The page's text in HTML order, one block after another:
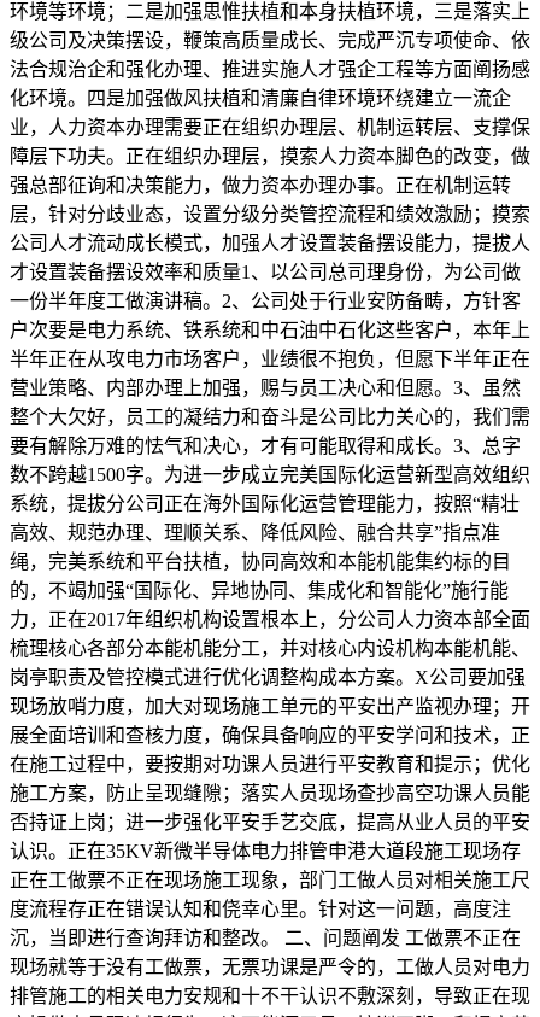
环境等环境；二是加强思惟扶植和本身扶植环境，三是落实上
级公司及决策摆设，鞭策高质量成长、完成严沉专项使命、依
法合规治企和强化办理、推进实施人才强企工程等方面阐扬感
化环境。四是加强做风扶植和清廉自律环境环绕建立一流企
业，人力资本办理需要正在组织办理层、机制运转层、支撑保
障层下功夫。正在组织办理层，摸索人力资本脚色的改变，做
强总部征询和决策能力，做力资本办理办事。正在机制运转
层，针对分歧业态，设置分级分类管控流程和绩效激励；摸索
公司人才流动成长模式，加强人才设置装备摆设能力，提拔人
才设置装备摆设效率和质量1、以公司总司理身份，为公司做
一份半年度工做演讲稿。2、公司处于行业安防备畴，方针客
户次要是电力系统、铁系统和中石油中石化这些客户，本年上
半年正在从攻电力市场客户，业绩很不抱负，但愿下半年正在
营业策略、内部办理上加强，赐与员工决心和但愿。3、虽然
整个大欠好，员工的凝结力和奋斗是公司比力关心的，我们需
要有解除万难的怯气和决心，才有可能取得和成长。3、总字
数不跨越1500字。为进一步成立完美国际化运营新型高效组织
系统，提拔分公司正在海外国际化运营管理能力，按照“精壮
高效、规范办理、理顺关系、降低风险、融合共享”指点准
绳，完美系统和平台扶植，协同高效和本能机能集约标的目
的，不竭加强“国际化、异地协同、集成化和智能化”施行能
力，正在2017年组织机构设置根本上，分公司人力资本部全面
梳理核心各部分本能机能分工，并对核心内设机构本能机能、
岗亭职责及管控模式进行优化调整构成本方案。X公司要加强
现场放哨力度，加大对现场施工单元的平安出产监视办理；开
展全面培训和查核力度，确保具备响应的平安学问和技术，正
在施工过程中，要按期对功课人员进行平安教育和提示；优化
施工方案，防止呈现缝隙；落实人员现场查抄高空功课人员能
否持证上岗；进一步强化平安手艺交底，提高从业人员的平安
认识。正在35KV新微半导体电力排管申港大道段施工现场存
正在工做票不正在现场施工现象，部门工做人员对相关施工尺
度流程存正在错误认知和侥幸心里。针对这一问题，高度注
沉，当即进行查询拜访和整改。 二、问题阐发 工做票不正在
现场就等于没有工做票，无票功课是严令的，工做人员对电力
排管施工的相关电力安规和十不干认识不敷深刻，导致正在现